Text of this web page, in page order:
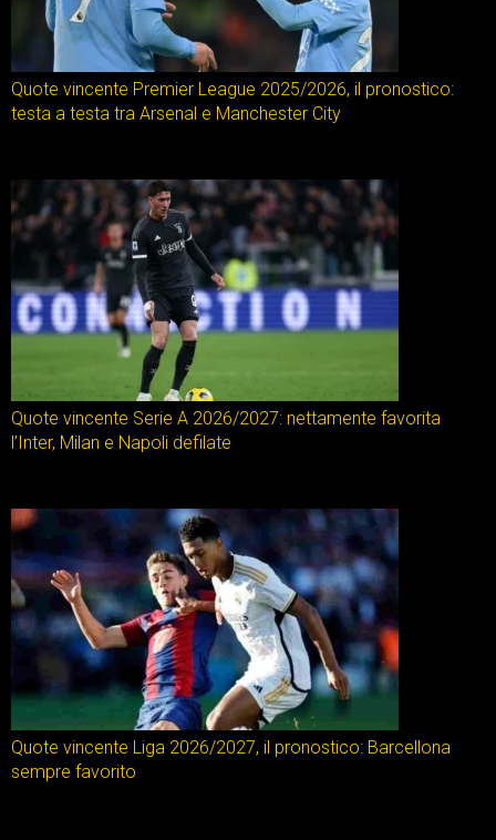
Quote vincente Premier League 2025/2026, il pronostico:
testa a testa tra Arsenal e Manchester City
Quote vincente Serie A 2026/2027: nettamente favorita
l’Inter, Milan e Napoli defilate
Quote vincente Liga 2026/2027, il pronostico: Barcellona
sempre favorito